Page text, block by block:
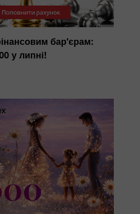
бар'єрам:
у липні!